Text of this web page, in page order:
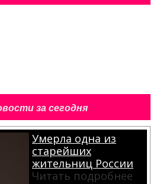
за сегодня
Умерла одна из
старейших
жительниц России
Читать подробнее